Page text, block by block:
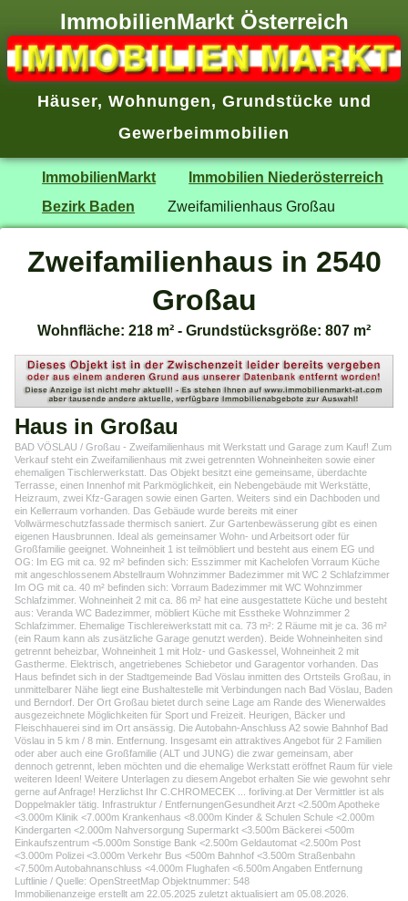
ImmobilienMarkt Österreich
Häuser, Wohnungen, Grundstücke und
Gewerbeimmobilien
ImmobilienMarkt
Immobilien Niederösterreich
Bezirk Baden
Zweifamilienhaus Großau
Zweifamilienhaus in 2540
Großau
Wohnfläche: 218 m² - Grundstücksgröße: 807 m²
Haus in Großau
BAD VÖSLAU / Großau - Zweifamilienhaus mit Werkstatt und Garage zum Kauf! Zum
Verkauf steht ein Zweifamilienhaus mit zwei getrennten Wohneinheiten sowie einer
ehemaligen Tischlerwerkstatt. Das Objekt besitzt eine gemeinsame, überdachte
Terrasse, einen Innenhof mit Parkmöglichkeit, ein Nebengebäude mit Werkstätte,
Heizraum, zwei Kfz-Garagen sowie einen Garten. Weiters sind ein Dachboden und
ein Kellerraum vorhanden. Das Gebäude wurde bereits mit einer
Vollwärmeschutzfassade thermisch saniert. Zur Gartenbewässerung gibt es einen
eigenen Hausbrunnen. Ideal als gemeinsamer Wohn- und Arbeitsort oder für
Großfamilie geeignet. Wohneinheit 1 ist teilmöbliert und besteht aus einem EG und
OG: Im EG mit ca. 92 m² befinden sich: Esszimmer mit Kachelofen Vorraum Küche
mit angeschlossenem Abstellraum Wohnzimmer Badezimmer mit WC 2 Schlafzimmer
Im OG mit ca. 40 m² befinden sich: Vorraum Badezimmer mit WC Wohnzimmer
Schlafzimmer. Wohneinheit 2 mit ca. 86 m² hat eine ausgestattete Küche und besteht
aus: Veranda WC Badezimmer, möbliert Küche mit Esstheke Wohnzimmer 2
Schlafzimmer. Ehemalige Tischlereiwerkstatt mit ca. 73 m²: 2 Räume mit je ca. 36 m²
(ein Raum kann als zusätzliche Garage genutzt werden). Beide Wohneinheiten sind
getrennt beheizbar, Wohneinheit 1 mit Holz- und Gaskessel, Wohneinheit 2 mit
Gastherme. Elektrisch, angetriebenes Schiebetor und Garagentor vorhanden. Das
Haus befindet sich in der Stadtgemeinde Bad Vöslau inmitten des Ortsteils Großau, in
unmittelbarer Nähe liegt eine Bushaltestelle mit Verbindungen nach Bad Vöslau, Baden
und Berndorf. Der Ort Großau bietet durch seine Lage am Rande des Wienerwaldes
ausgezeichnete Möglichkeiten für Sport und Freizeit. Heurigen, Bäcker und
Fleischhauerei sind im Ort ansässig. Die Autobahn-Anschluss A2 sowie Bahnhof Bad
Vöslau in 5 km / 8 min. Entfernung. Insgesamt ein attraktives Angebot für 2 Familien
oder aber auch eine Großfamilie (ALT und JUNG) die zwar gemeinsam, aber
dennoch getrennt, leben möchten und die ehemalige Werkstatt eröffnet Raum für viele
weiteren Ideen! Weitere Unterlagen zu diesem Angebot erhalten Sie wie gewohnt sehr
gerne auf Anfrage! Herzlichst Ihr C.CHROMECEK ... forliving.at Der Vermittler ist als
Doppelmakler tätig. Infrastruktur / EntfernungenGesundheit Arzt <2.500m Apotheke
<3.000m Klinik <7.000m Krankenhaus <8.000m Kinder & Schulen Schule <2.000m
Kindergarten <2.000m Nahversorgung Supermarkt <3.500m Bäckerei <500m
Einkaufszentrum <5.000m Sonstige Bank <2.500m Geldautomat <2.500m Post
<3.000m Polizei <3.000m Verkehr Bus <500m Bahnhof <3.500m Straßenbahn
<7.500m Autobahnanschluss <4.000m Flughafen <6.500m Angaben Entfernung
Luftlinie / Quelle: OpenStreetMap Objektnummer: 548
Immobilienanzeige erstellt am 22.05.2025 zuletzt aktualisiert am 05.08.2026.